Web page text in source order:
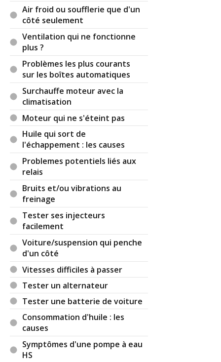
Air froid ou soufflerie que d'un
côté seulement
Ventilation qui ne fonctionne
plus ?
Problèmes les plus courants
sur les boîtes automatiques
Surchauffe moteur avec la
climatisation
Moteur qui ne s'éteint pas
Huile qui sort de
l'échappement : les causes
Problemes potentiels liés aux
relais
Bruits et/ou vibrations au
freinage
Tester ses injecteurs
facilement
Voiture/suspension qui penche
d'un côté
Vitesses difficiles à passer
Tester un alternateur
Tester une batterie de voiture
Consommation d'huile : les
causes
Symptômes d'une pompe à eau
HS